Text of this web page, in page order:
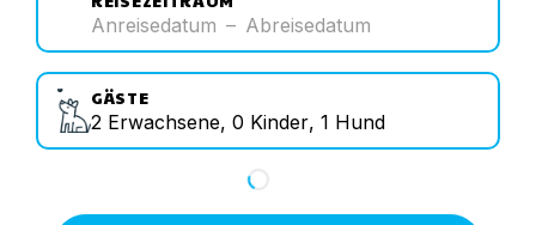
Anreisedatum – Abreisedatum
GÄSTE
2 Erwachsene, 0 Kinder, 1 Hund